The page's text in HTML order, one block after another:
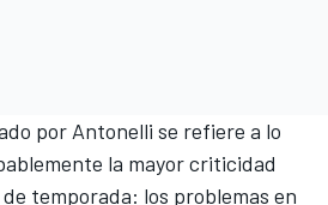
por Antonelli se refiere a lo
la mayor criticidad
temporada: los problemas en